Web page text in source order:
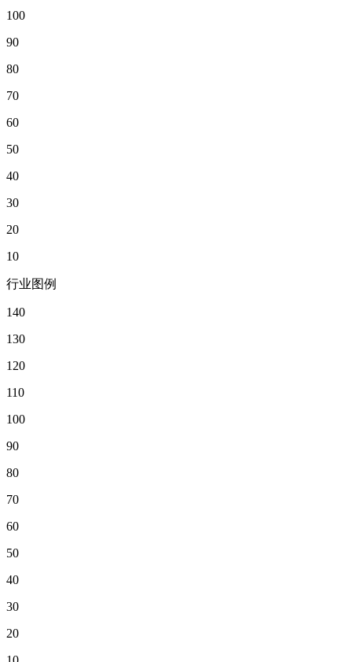
100
90
80
70
60
50
40
30
20
10
行业图例
140
130
120
110
100
90
80
70
60
50
40
30
20